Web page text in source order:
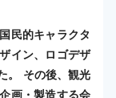
民的キャラクタ
イン、ロゴデザ
。 その後、観光
画・製造する会